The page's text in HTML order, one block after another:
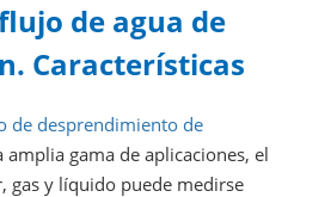
de agua de
Características
de desprendimiento de
amplia gama de aplicaciones, el
gas y líquido puede medirse